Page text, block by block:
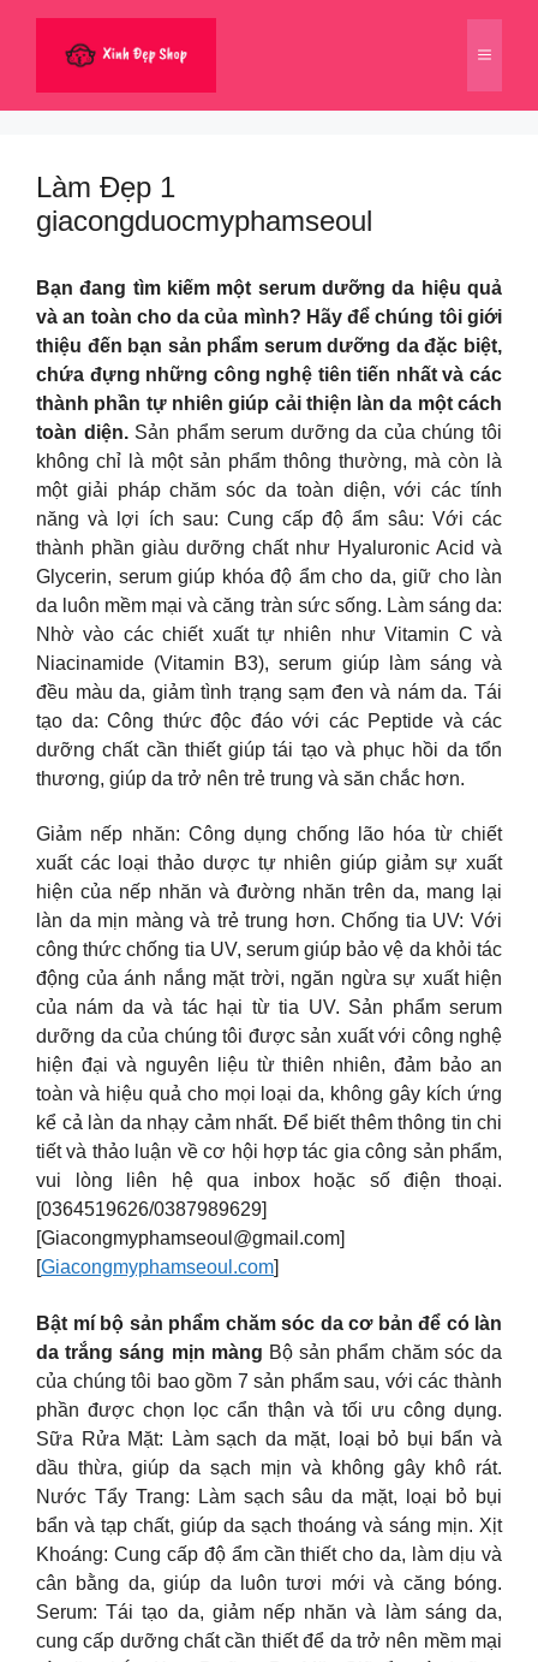
dung
Menu
Làm Đẹp 1
giacongduocmyphamseoul
Bạn đang tìm kiếm một serum dưỡng da hiệu quả
và an toàn cho da của mình? Hãy để chúng tôi giới
thiệu đến bạn sản phẩm serum dưỡng da đặc biệt,
chứa đựng những công nghệ tiên tiến nhất và các
thành phần tự nhiên giúp cải thiện làn da một cách
toàn diện.Sản phẩm serum dưỡng da của chúng tôi
không chỉ là một sản phẩm thông thường, mà còn là
một giải pháp chăm sóc da toàn diện, với các tính
năng và lợi ích sau: Cung cấp độ ẩm sâu: Với các
thành phần giàu dưỡng chất như Hyaluronic Acid và
Glycerin, serum giúp khóa độ ẩm cho da, giữ cho làn
da luôn mềm mại và căng tràn sức sống. Làm sáng da:
Nhờ vào các chiết xuất tự nhiên như Vitamin C và
Niacinamide (Vitamin B3), serum giúp làm sáng và
đều màu da, giảm tình trạng sạm đen và nám da. Tái
tạo da: Công thức độc đáo với các Peptide và các
dưỡng chất cần thiết giúp tái tạo và phục hồi da tổn
thương, giúp da trở nên trẻ trung và săn chắc hơn.
Giảm nếp nhăn: Công dụng chống lão hóa từ chiết
xuất các loại thảo dược tự nhiên giúp giảm sự xuất
hiện của nếp nhăn và đường nhăn trên da, mang lại
làn da mịn màng và trẻ trung hơn. Chống tia UV: Với
công thức chống tia UV, serum giúp bảo vệ da khỏi tác
động của ánh nắng mặt trời, ngăn ngừa sự xuất hiện
của nám da và tác hại từ tia UV. Sản phẩm serum
dưỡng da của chúng tôi được sản xuất với công nghệ
hiện đại và nguyên liệu từ thiên nhiên, đảm bảo an
toàn và hiệu quả cho mọi loại da, không gây kích ứng
kể cả làn da nhạy cảm nhất. Để biết thêm thông tin chi
tiết và thảo luận về cơ hội hợp tác gia công sản phẩm,
vui lòng liên hệ qua inbox hoặc số điện thoại.
[0364519626/0387989629]
[Giacongmyphamseoul@gmail.com]
[Giacongmyphamseoul.com]
Bật mí bộ sản phẩm chăm sóc da cơ bản để có làn
da trắng sáng mịn màng Bộ sản phẩm chăm sóc da
của chúng tôi bao gồm 7 sản phẩm sau, với các thành
phần được chọn lọc cẩn thận và tối ưu công dụng.
Sữa Rửa Mặt: Làm sạch da mặt, loại bỏ bụi bẩn và
dầu thừa, giúp da sạch mịn và không gây khô rát.
Nước Tẩy Trang: Làm sạch sâu da mặt, loại bỏ bụi
bẩn và tạp chất, giúp da sạch thoáng và sáng mịn. Xịt
Khoáng: Cung cấp độ ẩm cần thiết cho da, làm dịu và
cân bằng da, giúp da luôn tươi mới và căng bóng.
Serum: Tái tạo da, giảm nếp nhăn và làm sáng da,
cung cấp dưỡng chất cần thiết để da trở nên mềm mại